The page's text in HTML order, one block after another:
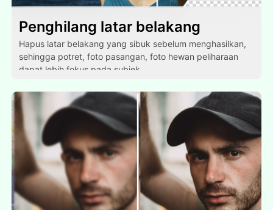
Penghilang latar belakang
Hapus latar belakang yang sibuk sebelum menghasilkan,
sehingga potret, foto pasangan, foto hewan peliharaan
dapat lebih fokus pada subjek.